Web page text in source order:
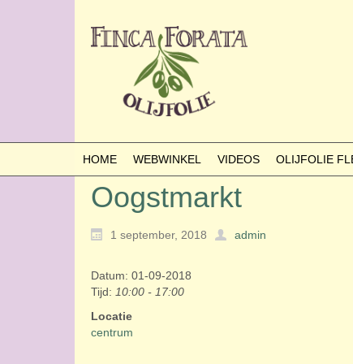
HOME WEBWINKEL VIDEOS OLIJFOLIE
Oogstmarkt
1 september, 2018 admin
Datum: 01-09-2018
Tijd: 10:00 - 17:00
Locatie
centrum